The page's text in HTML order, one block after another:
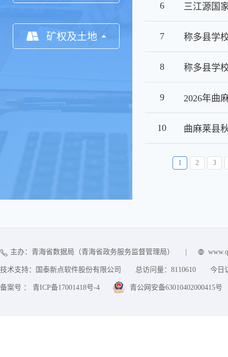
矿权及土地
6
7
8
9
10 曲麻莱县
1 2 3
主办：青海省数据局（青海省政务服务监督管理局）
技术支持：国泰新点软件股份有限公司 总访问量： 8110610 今日
备案号 ： 青ICP备17001418号-4 青公网安备63010402000415号